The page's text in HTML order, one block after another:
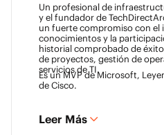
Un profesional de
y el fundador de
un fuerte compromiso con el
conocimientos y la
historial comprobado de
de proyectos, gestión de
servicios de TI.
Es un MVP de Microsoft,
de Cisco.
Leer Más